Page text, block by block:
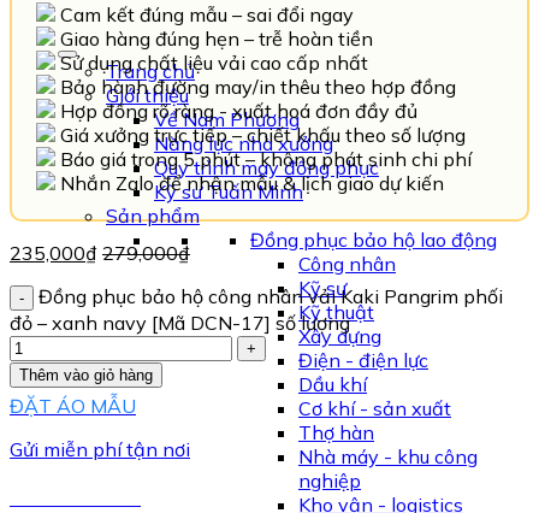
Trang chủ
Giới thiệu
Về Nam Phương
Năng lực nhà xưởng
Quy trình may đồng phục
Kỹ sư Tuấn Minh
Sản phẩm
Đồng phục bảo hộ lao động
Công nhân
Kỹ sư
Kỹ thuật
Xây dựng
Điện - điện lực
Dầu khí
Cơ khí - sản xuất
Thợ hàn
Nhà máy - khu công
nghiệp
Kho vận - logistics
Cam kết đúng mẫu – sai đổi ngay
Giao hàng đúng hẹn – trễ hoàn tiền
Sử dụng chất liệu vải cao cấp nhất
Bảo hành đường may/in thêu theo hợp đồng
Hợp đồng rõ ràng - xuất hoá đơn đầy đủ
Giá xưởng trực tiếp – chiết khấu theo số lượng
Báo giá trong 5 phút – không phát sinh chi phí
Nhắn Zalo để nhận mẫu & lịch giao dự kiến
235,000₫ 279,000₫
Đồng phục bảo hộ công nhân vải Kaki Pangrim phối
đỏ – xanh navy [Mã DCN-17] số lượng
Thêm vào giỏ hàng
ĐẶT ÁO MẪU
Gửi miễn phí tận nơi